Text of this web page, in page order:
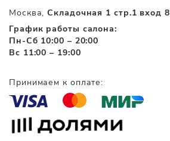
Москва,Складочная 1 стр.1 вход 8
График работы салона:
Пн-Сб 10:00 – 20:00
Вс 11:00 – 19:00
Принимаем к оплате: